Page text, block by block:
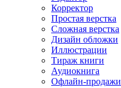
Корректор
Простая верстка
Сложная верстка
Дизайн обложки
Иллюстрации
Тираж книги
Аудиокнига
Офлайн-продажи